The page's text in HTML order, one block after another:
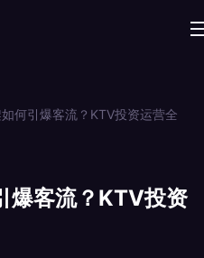
何引爆客流？KTV投资运营全
爆客流？KTV投资